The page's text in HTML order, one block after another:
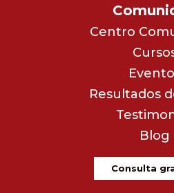
Centro
Resultados
Blog
Consulta